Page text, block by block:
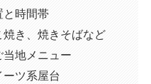
と時間帯
き、焼きそばなど
地メニュー
ツ系屋台